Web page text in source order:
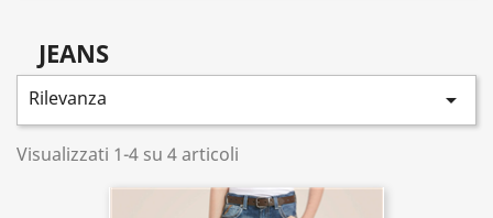
JEANS
Rilevanza 
Visualizzati 1-4 su 4 articoli